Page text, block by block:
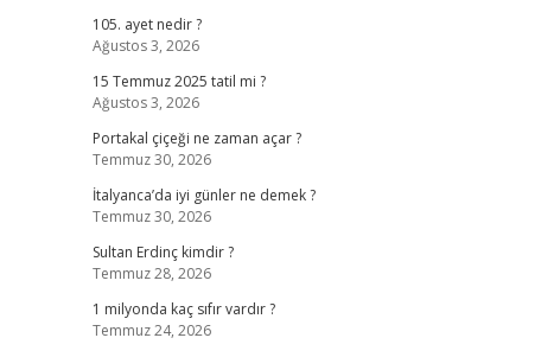
105. ayet nedir ?
Ağustos 3, 2026
15 Temmuz 2025 tatil mi ?
Ağustos 3, 2026
Portakal çiçeği ne zaman açar ?
Temmuz 30, 2026
İtalyanca’da iyi günler ne demek ?
Temmuz 30, 2026
Sultan Erdinç kimdir ?
Temmuz 28, 2026
1 milyonda kaç sıfır vardır ?
Temmuz 24, 2026